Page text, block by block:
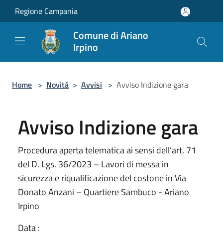
Salta al contenuto principale
Regione Campania
Comune di Ariano
Irpino
Home > Novità > Avvisi > Avviso Indizione gara
Avviso Indizione gara
Procedura aperta telematica ai sensi dell’art. 71
del D. Lgs. 36/2023 – Lavori di messa in
sicurezza e riqualificazione del costone in Via
Donato Anzani – Quartiere Sambuco - Ariano
Irpino
Data :